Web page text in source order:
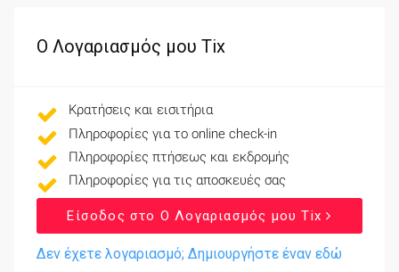
Ο Λογαριασμός μου Tix
Κρατήσεις και εισιτήρια
Πληροφορίες για το online check-in
Πληροφορίες πτήσεως και εκδρομής
Πληροφορίες για τις αποσκευές σας
Είσοδος στο Ο Λογαριασμός μου Tix
Δεν έχετε λογαριασμό; Δημιουργήστε έναν εδώ